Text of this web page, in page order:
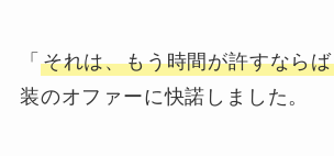
「それは、もう時間が許すならば
装のオファーに快諾しました。